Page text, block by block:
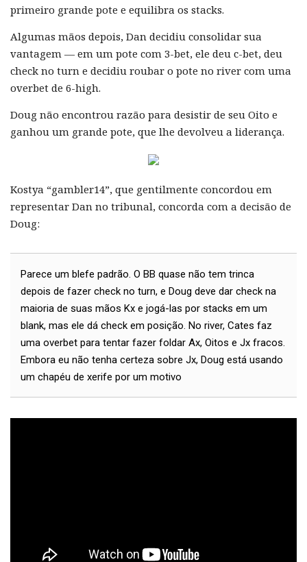
primeiro grande pote e equilibra os stacks.
Algumas mãos depois, Dan decidiu consolidar sua
vantagem — em um pote com 3-bet, ele deu c-bet, deu
check no turn e decidiu roubar o pote no river com uma
overbet de 6-high.
Doug não encontrou razão para desistir de seu Oito e
ganhou um grande pote, que lhe devolveu a liderança.
Kostya “gambler14”, que gentilmente concordou em
representar Dan no tribunal, concorda com a decisão de
Doug:
Parece um blefe padrão. O BB quase não tem trinca
depois de fazer check no turn, e Doug deve dar check na
maioria de suas mãos Kx e jogá-las por stacks em um
blank, mas ele dá check em posição. No river, Cates faz
uma overbet para tentar fazer foldar Ax, Oitos e Jx fracos.
Embora eu não tenha certeza sobre Jx, Doug está usando
um chapéu de xerife por um motivo